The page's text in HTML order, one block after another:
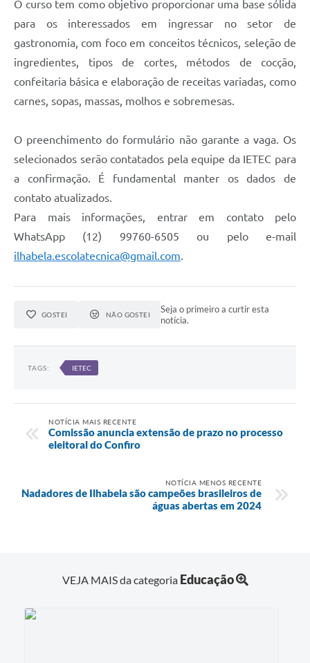
O curso tem como objetivo proporcionar uma base sólida
para os interessados em ingressar no setor de
gastronomia, com foco em conceitos técnicos, seleção de
ingredientes, tipos de cortes, métodos de cocção,
confeitaria básica e elaboração de receitas variadas, como
carnes, sopas, massas, molhos e sobremesas.
O preenchimento do formulário não garante a vaga. Os
selecionados serão contatados pela equipe da IETEC para
a confirmação. É fundamental manter os dados de
contato atualizados.
Para mais informações, entrar em contato pelo
WhatsApp (12) 99760-6505 ou pelo e-mail
ilhabela.escolatecnica@gmail.com
GOSTEI NÃO GOSTEI
Seja o primeiro a curtir esta
notícia.
TAGS: IETEC
NOTÍCIA MAIS RECENTE
Comissão anuncia extensão de prazo no processo
eleitoral do Confiro
NOTÍCIA MENOS RECENTE
Nadadores de Ilhabela são campeões brasileiros de
águas abertas em 2024
VEJA MAIS da categoria Educação